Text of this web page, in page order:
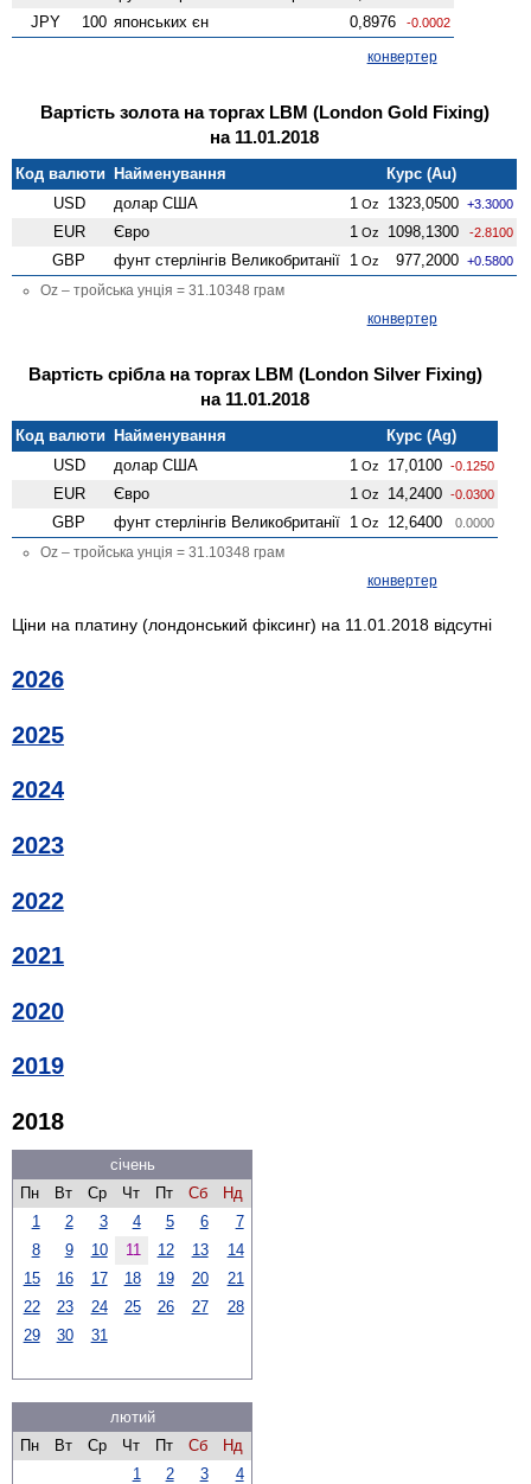
JPY 100 японських єн 0,8976 -0.0002
конвертер
Вартість золота на торгах LBM (London Gold Fixing)
на 11.01.2018
Код валюти Найменування
Курс (Au)
USD
долар США 1 Oz 1323,0500 +3.3000
EUR Євро 1 Oz 1098,1300 -2.8100
GBP фунт стерлінгів Велико­британії 1 Oz 977,2000 +0.5800
Oz – тройська унція = 31.10348 грам
конвертер
Вартість срібла на торгах LBM (London Silver Fixing)
на 11.01.2018
Код валюти Найменування
Курс (Ag)
USD
долар США 1 Oz 17,0100 -0.1250
EUR Євро 1 Oz 14,2400 -0.0300
GBP фунт стерлінгів Велико­британії 1 Oz 12,6400 0.0000
Oz – тройська унція = 31.10348 грам
конвертер
Ціни на платину (лондонський фіксинг) на 11.01.2018 відсутні
2026
2025
2024
2023
2022
2021
2020
2019
2018
січень
Пн
Вт Ср Чт Пт Сб
Нд
1
2 3 4 5 6
7
8
9 10 11 12 13
14
15
16 17 18 19 20
21
22
23 24 25 26 27
28
29
30 31
лютий
Пн
Вт Ср Чт Пт Сб
Нд
1
2 3
4